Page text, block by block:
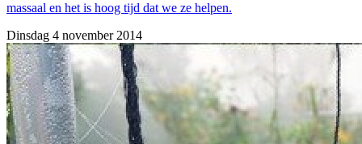
massaal en het is hoog tijd dat we ze helpen.
Dinsdag 4 november 2014